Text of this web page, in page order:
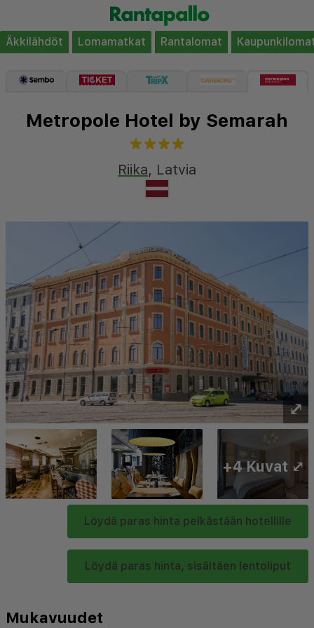
Äkkilähdöt Lomamatkat Rantalomat
Metropole Hotel by Semarah
Riika, Latvia
⤢
Löydä paras hinta pelkästään hotellille
Löydä paras hinta, sisältäen lentoliput
+4 Kuvat ⤢
Mukavuudet